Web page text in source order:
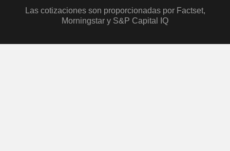
Las cotizaciones son proporcionadas por Factset,
Morningstar y S&P Capital IQ